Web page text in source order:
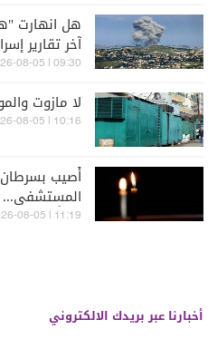
هل انهارت
آخر تقارير
09:30 | 2026-08-05
لا مازوت
10:16 | 2026-08-05
أُصيب
عاماً
11:19 | 2026-08-05
أخبارنا عبر بريدك الالكتروني